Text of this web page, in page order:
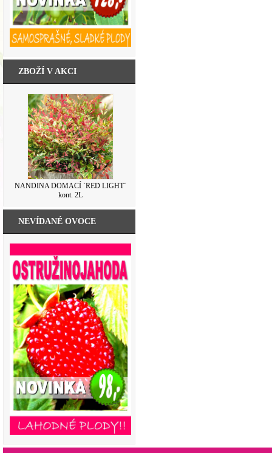
ZBOŽÍ V AKCI
NANDINA DOMACÍ ´RED LIGHT´
kont. 2L
NEVÍDANÉ OVOCE